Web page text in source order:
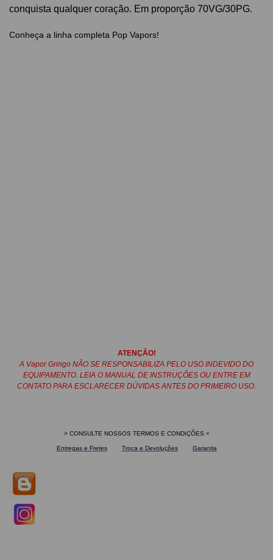
conquista qualquer coração. Em proporção 70VG/30PG.
Conheça a linha completa Pop Vapors!
ATENÇÃO!
A Vapor Gringo NÃO SE RESPONSABILIZA PELO USO INDEVIDO DO
EQUIPAMENTO. LEIA O MANUAL DE INSTRUÇÕES OU ENTRE EM
CONTATO PARA ESCLARECER DÚVIDAS ANTES DO PRIMEIRO USO.
> CONSULTE NOSSOS TERMOS E CONDIÇÕES <
Entregas e Fretes Troca e Devoluções Garantia